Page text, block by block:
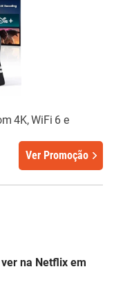
4K, WiFi 6 e
Ver Promoção
na Netflix em